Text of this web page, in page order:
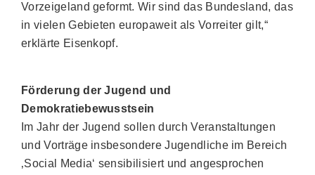
Vorzeigeland geformt. Wir sind das Bundesland, das
in vielen Gebieten europaweit als Vorreiter gilt,“
erklärte Eisenkopf.
Förderung der Jugend und
Demokratiebewusstsein
Im Jahr der Jugend sollen durch Veranstaltungen
und Vorträge insbesondere Jugendliche im Bereich
‚Social Media‘ sensibilisiert und angesprochen